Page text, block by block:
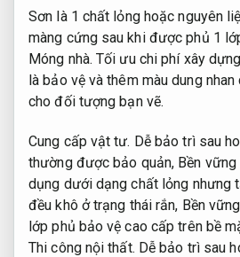
Sơn là 1 chất lỏng hoặc nguyên
màng cứng sau khi được phủ 1
Móng nhà. Tối ưu chi phí xây
là bảo vệ và thêm màu dung
cho đối tượng bạn vẽ.
Cung cấp vật tư. Dễ bảo trì sau
thường được bảo quản, Bền vững
dụng dưới dạng chất lỏng nhưng
đều khô ở trạng thái rắn, Bền
lớp phủ bảo vệ cao cấp trên bề
Thi công nội thất. Dễ bảo trì sau